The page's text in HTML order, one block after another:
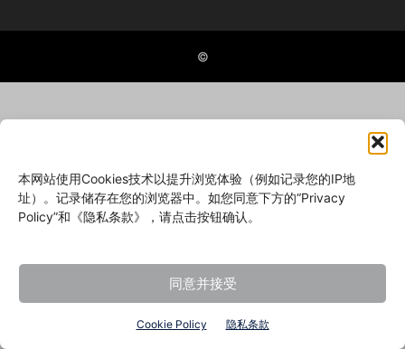
本网站使用Cookies技术以提升浏览体验（例如记录您的IP地
址）。记录储存在您的浏览器中。如您同意下方的“Privacy
Policy”和《隐私条款》，请点击按钮确认。
同意并接受
Cookie Policy 隐私条款
©